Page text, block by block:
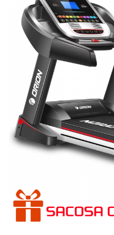
Accesorii inot
Genti si rucsacuri
Tricouri, pantaloni, bluze
Costume profesionale inot